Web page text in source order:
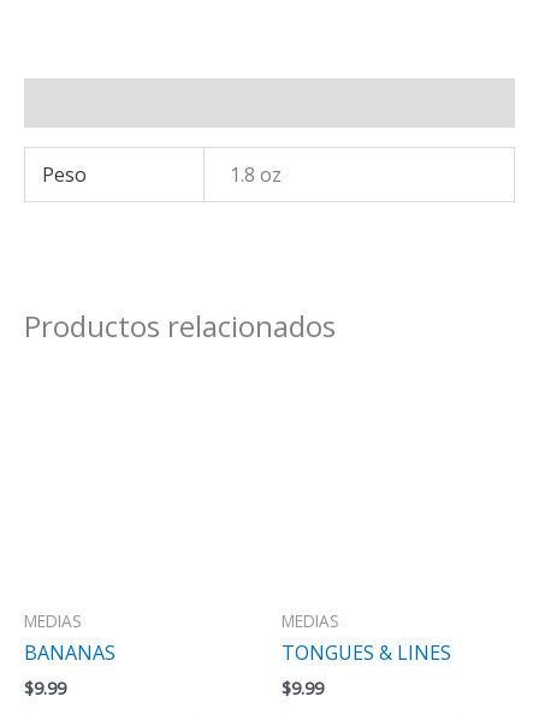
Peso 1.8 oz
Productos relacionados
MEDIAS
BANANAS
$9.99
MEDIAS
TONGUES & LINES
$9.99